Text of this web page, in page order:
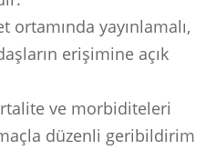
yayınlamalı,
erişimine açık
ve morbiditeleri
düzenli geribildirim